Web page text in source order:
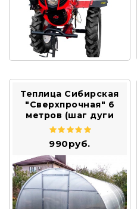
Теплица Сибирская
"Сверхпрочная" 6
метров (шаг дуги
0.67 метра)
990руб.